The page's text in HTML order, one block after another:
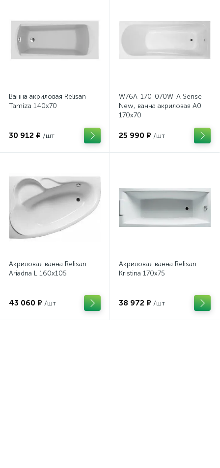
Ванна акриловая Relisan
Tamiza 140x70
30 912 ₽ /шт
W76A-170-070W-A Sense
New, ванна акриловая A0
170x70
25 990 ₽ /шт
Акриловая ванна Relisan
Ariadna L 160х105
43 060 ₽ /шт
Акриловая ванна Relisan
Kristina 170х75
38 972 ₽ /шт